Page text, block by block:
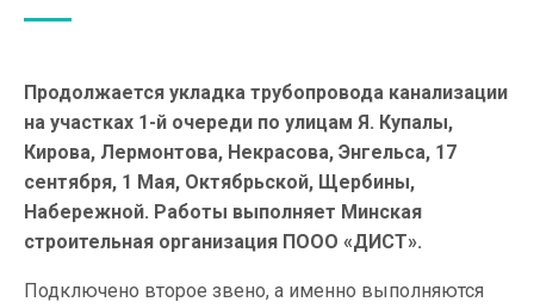
Продолжается укладка трубопровода канализации
на участках 1-й очереди по улицам Я. Купалы,
Кирова, Лермонтова, Некрасова, Энгельса, 17
сентября, 1 Мая, Октябрьской, Щербины,
Набережной. Работы выполняет Минская
строительная организация ПООО «ДИСТ».
Подключено второе звено, а именно выполняются